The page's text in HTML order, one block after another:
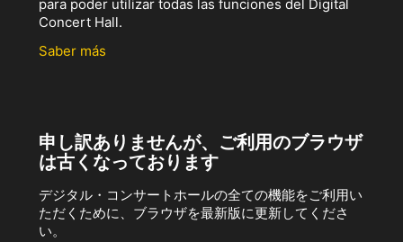
para poder utilizar todas las funciones del Digital
Concert Hall.
Saber más
申し訳ありませんが、ご利用のブラウザ
は古くなっております
デジタル・コンサートホールの全ての機能をご利用い
ただくために、ブラウザを最新版に更新してくださ
い。